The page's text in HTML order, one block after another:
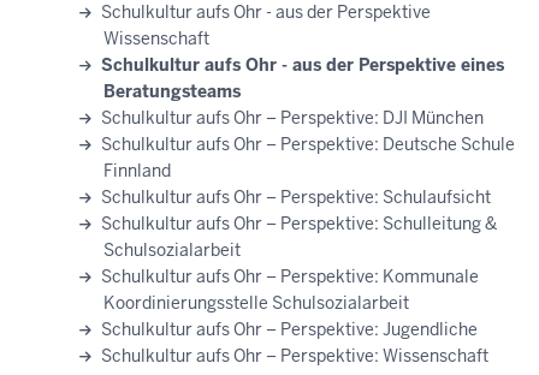
Schulkultur aufs Ohr - aus der Perspektive
Wissenschaft
Schulkultur aufs Ohr - aus der Perspektive eines
Beratungsteams
Schulkultur aufs Ohr – Perspektive: DJI München
Schulkultur aufs Ohr – Perspektive: Deutsche Schule
Finnland
Schulkultur aufs Ohr – Perspektive: Schulaufsicht
Schulkultur aufs Ohr – Perspektive: Schulleitung &
Schulsozialarbeit
Schulkultur aufs Ohr – Perspektive: Kommunale
Koordinierungsstelle Schulsozialarbeit
Schulkultur aufs Ohr – Perspektive: Jugendliche
Schulkultur aufs Ohr – Perspektive: Wissenschaft